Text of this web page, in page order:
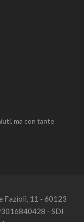
ma con tante
Fazioli, 11 - 60123
- SDI